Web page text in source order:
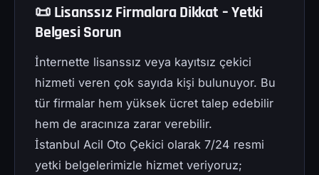
📜 Lisanssız Firmalara Dikkat – Yetki
Belgesi Sorun
İnternette lisanssız veya kayıtsız çekici
hizmeti veren çok sayıda kişi bulunuyor. Bu
tür firmalar hem yüksek ücret talep edebilir
hem de aracınıza zarar verebilir.
İstanbul Acil Oto Çekici olarak 7/24 resmi
yetki belgelerimizle hizmet veriyoruz;